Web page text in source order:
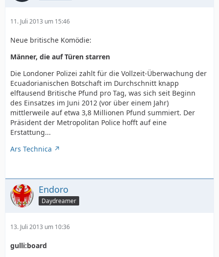
11. Juli 2013 um 15:46
Neue britische Komödie:
Männer, die auf Türen starren
Die Londoner Polizei zahlt für die Vollzeit-Überwachung der
Ecuadorianischen Botschaft im Durchschnitt knapp
elftausend Britische Pfund pro Tag, was sich seit Beginn
des Einsatzes im Juni 2012 (vor über einem Jahr)
mittlerweile auf etwa 3,8 Millionen Pfund summiert. Der
Präsident der Metropolitan Police hofft auf eine
Erstattung...
Ars Technica
Endoro
Daydreamer
13. Juli 2013 um 10:36
gulli:board